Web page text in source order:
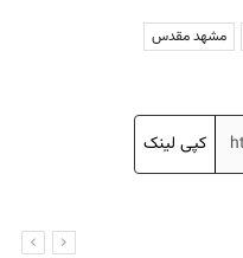
مشهد مقدس
کپی لینک